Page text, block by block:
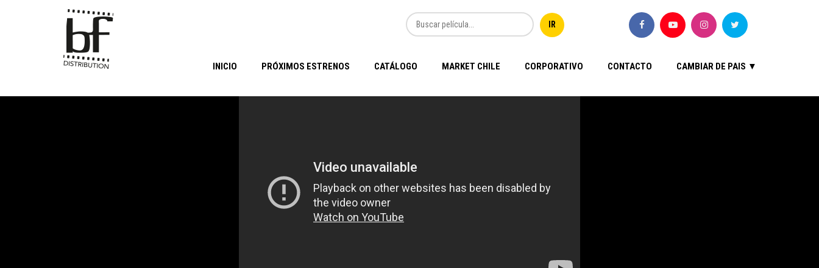
INICIO PRÓXIMOS ESTRENOS CATÁLOGO MARKET CHILE CORPORATIVO CONTACTO CAMBIAR DE PAIS ▼